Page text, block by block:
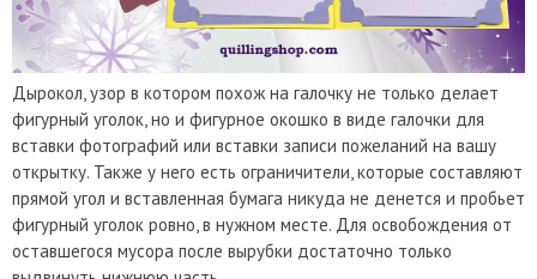
Дырокол, узор в котором похож на галочку не только делает
фигурный уголок, но и фигурное окошко в виде галочки для
вставки фотографий или вставки записи пожеланий на вашу
открытку. Также у него есть ограничители, которые составляют
прямой угол и вставленная бумага никуда не денется и пробьет
фигурный уголок ровно, в нужном месте. Для освобождения от
оставшегося мусора после вырубки достаточно только